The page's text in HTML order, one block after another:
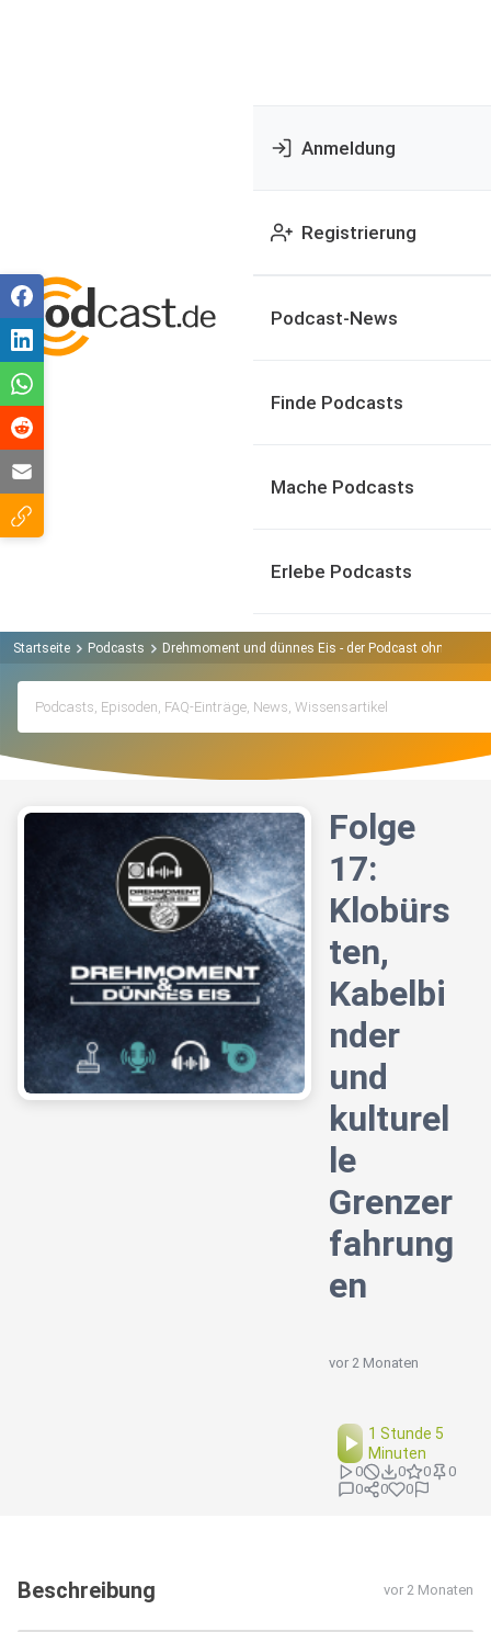
Anmeldung
Registrierung
Podcast-News
Finde Podcasts
Mache Podcasts
Erlebe Podcasts
Startseite Podcasts Drehmoment und dünnes Eis - der Podcast ohne
Folge
17:
Klobürs
ten,
Kabelbi
nder
und
kulturel
le
Grenzer
fahrung
en
vor 2 Monaten
1 Stunde 5
Minuten
0 0 0
0
0
0 0
Beschreibung vor 2 Monaten